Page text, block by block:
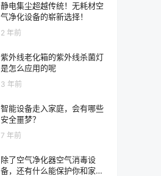
静电集尘超越传统！无耗材空
气净化设备的崭新选择！
2 年前
紫外线老化箱的紫外线杀菌灯
是怎么应用的呢
3 年前
智能设备走入家庭，会有哪些
安全噩梦？
7 年前
除了空气净化器空气消毒设
备，还有什么能保护你和家人